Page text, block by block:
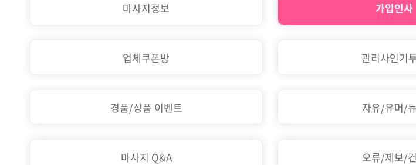
마사지정보 가입인사
업체쿠폰방 관리사인기
경품/상품 이벤트 자유/유머/
마사지 Q&A 오류/제보/